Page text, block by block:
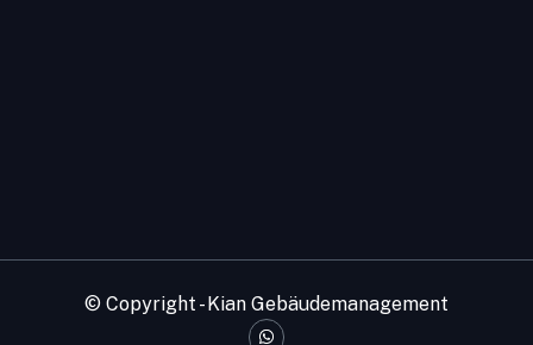
© Copyright - Kian Gebäudemanagement